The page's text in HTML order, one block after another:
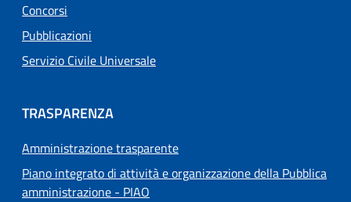
Concorsi
Pubblicazioni
Servizio Civile Universale
TRASPARENZA
Amministrazione trasparente
Piano integrato di attività e organizzazione della Pubblica
amministrazione - PIAO